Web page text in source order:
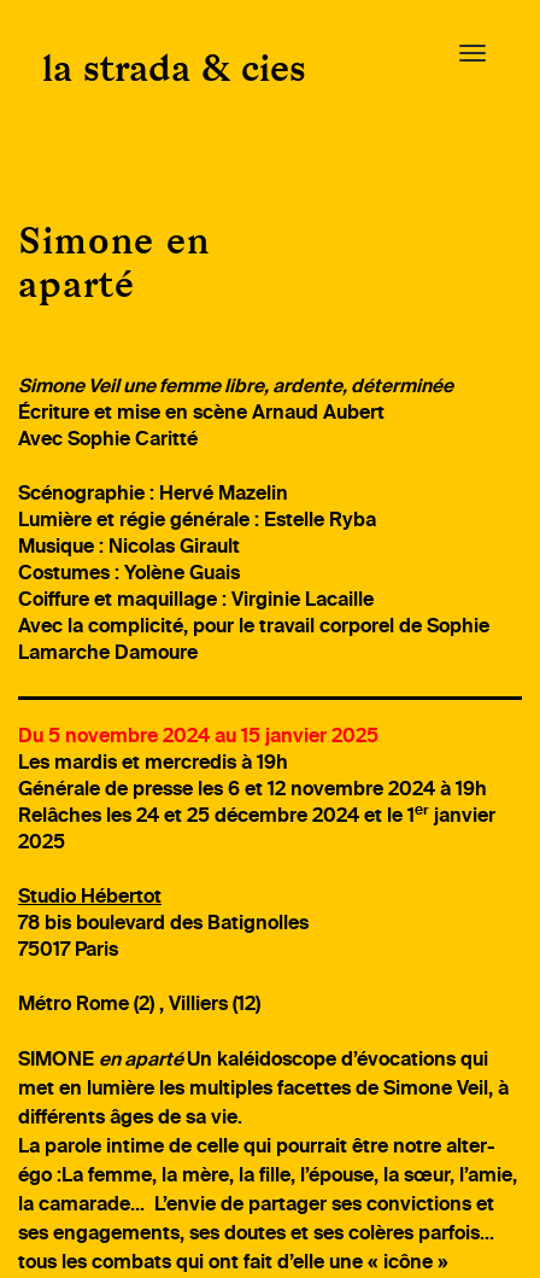
content
T
la strada & cies
Simone en
aparté
Simone Veil une femme libre, ardente, déterminée
Écriture et mise en scène Arnaud Aubert
Avec Sophie Caritté
Scénographie : Hervé Mazelin
Lumière et régie générale : Estelle Ryba
Musique : Nicolas Girault
Costumes : Yolène Guais
Coiffure et maquillage : Virginie Lacaille
Avec la complicité, pour le travail corporel de Sophie
Lamarche Damoure
Du 5 novembre 2024 au 15 janvier 2025
Les mardis et mercredis à 19h
Générale de presse les 6 et 12 novembre 2024 à 19h
Relâches les 24 et 25 décembre 2024 et le 1 er janvier
2025
Studio Hébertot
78 bis boulevard des Batignolles
75017 Paris
Métro Rome (2) , Villiers (12)
SIMONE en apartéUn kaléidoscope d’évocations qui
met en lumière les multiples facettes de Simone Veil, à
différents âges de sa vie.
La parole intime de celle qui pourrait être notre alter-
égo :La femme, la mère, la fille, l’épouse, la sœur, l’amie,
la camarade… L’envie de partager ses convictions et
ses engagements, ses doutes et ses colères parfois…
tous les combats qui ont fait d’elle une « icône »